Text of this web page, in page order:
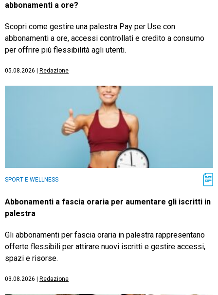
abbonamenti a ore?
Scopri come gestire una palestra Pay per Use con
abbonamenti a ore, accessi controllati e credito a consumo
per offrire più flessibilità agli utenti.
05.08.2026 Redazione
SPORT E WELLNESS
Abbonamenti a fascia oraria per aumentare gli iscritti in
palestra
Gli abbonamenti per fascia oraria in palestra rappresentano
offerte flessibili per attirare nuovi iscritti e gestire accessi,
spazi e risorse.
03.08.2026 Redazione